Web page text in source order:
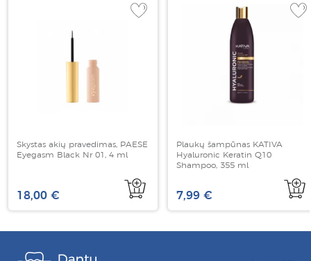
Skystas akių pravedimas, PAESE
Eyegasm Black Nr 01, 4 ml
18,00 €
Plaukų šampūnas KATIVA
Hyaluronic Keratin Q10
Shampoo, 355 ml
7,99 €